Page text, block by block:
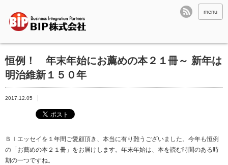
menu
恒例！ 年末年始にお薦めの本２１冊～ 新年は
明治維新１５０年
2017.12.05
ＢＩエッセイを１年間ご愛顧頂き、本当に有り難うございました。今年も恒例
の「お薦めの本２１冊」をお届けします。年末年始は、本を読む時間のある時
期の一つですね。